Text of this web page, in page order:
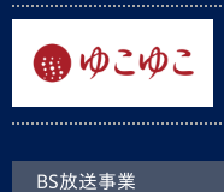
BS放送事業